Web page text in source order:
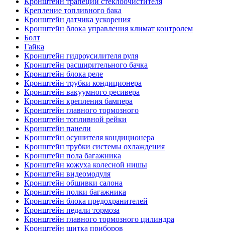
Крепление топливного бака
Кронштейн датчика ускорения
Кронштейн блока управления климат контролем
Болт
Гайка
Кронштейн гидроусилителя руля
Кронштейн расширительного бачка
Кронштейн блока реле
Кронштейн трубки кондиционера
Кронштейн вакуумного ресивера
Кронштейн крепления бампера
Кронштейн главного тормозного
Кронштейн топливной рейки
Кронштейн панели
Кронштейн осушителя кондиционера
Кронштейн трубки системы охлаждения
Кронштейн пола багажника
Кронштейн кожуха колесной нишы
Кронштейн видеомодуля
Кронштейн обшивки салона
Кронштейн полки багажника
Кронштейн блока предохранителей
Кронштейн педали тормоза
Кронштейн главного тормозного цилиндра
Кронштейн щитка приборов